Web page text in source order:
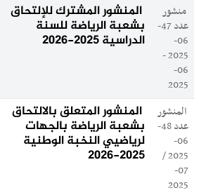
منشور
عدد 47-
06-
2025 -
06-
2025
المنشور المشترك للإلتحاق
بشعبة الرياضة للسنة
الدراسية 2025-2026
المنشور
عدد 48-
06-
2025 /
07-
2025
المنشور المتعلق بالالتحاق
بشعبة الرياضة بالجهات
لرياضيي النخبة الوطنية
2025-2026